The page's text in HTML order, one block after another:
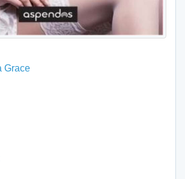
Grace